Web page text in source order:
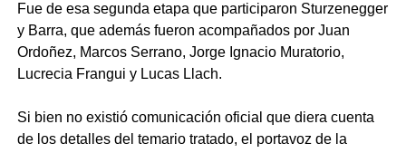
Fue de esa segunda etapa que participaron Sturzenegger
y Barra, que además fueron acompañados por Juan
Ordoñez, Marcos Serrano, Jorge Ignacio Muratorio,
Lucrecia Frangui y Lucas Llach.
Si bien no existió comunicación oficial que diera cuenta
de los detalles del temario tratado, el portavoz de la